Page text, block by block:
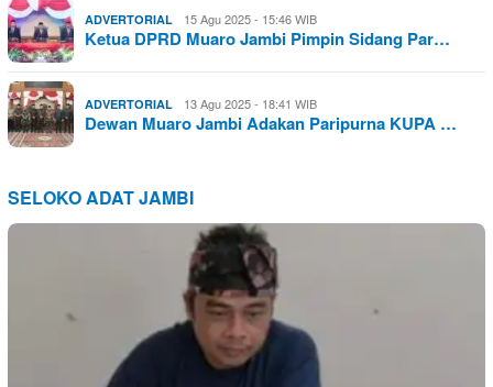
ADVERTORIAL 15 Agu 2025 - 15:46 WIB
Ketua DPRD Muaro Jambi Pimpin Sidang Par…
ADVERTORIAL 13 Agu 2025 - 18:41 WIB
Dewan Muaro Jambi Adakan Paripurna KUPA …
SELOKO ADAT JAMBI